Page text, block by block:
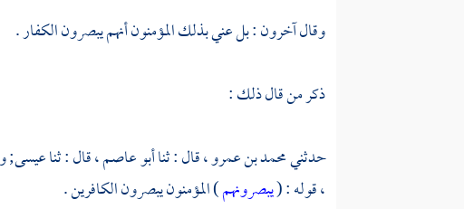
وقال آخرون : بل عني بذلك المؤمنون أنهم يبصرون الكفار .
ذكر من قال ذلك :
حدثنيمحمد بن عمرو ،قال : ثناأبو عاصم ،قال : ثناعيسى;
،قوله : (يبصرونهم) المؤمنون يبصرون الكافرين .